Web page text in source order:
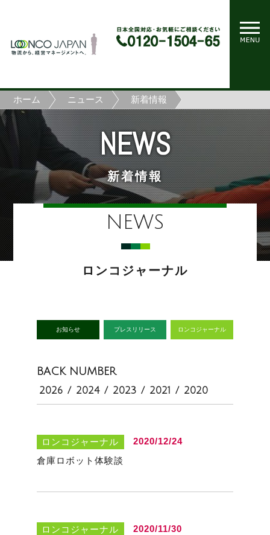
ホーム ニュース 新着情報
NEWS
新着情報
NEWS
ロンコジャーナル
お知らせ プレスリリース ロンコジャーナル
BACK NUMBER
2026 / 2024 / 2023 / 2021 / 2020
ロンコジャーナル
2020/12/24
倉庫ロボット体験談
ロンコジャーナル
2020/11/30